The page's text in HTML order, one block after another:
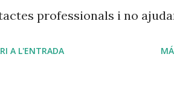
targetes de presentació
professionals i no
A L'ENTRADA